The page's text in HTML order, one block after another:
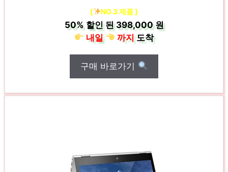
[ NO.3 제품 ]
50%할인 된398,000 원
내일
까지도착
구매 바로가기